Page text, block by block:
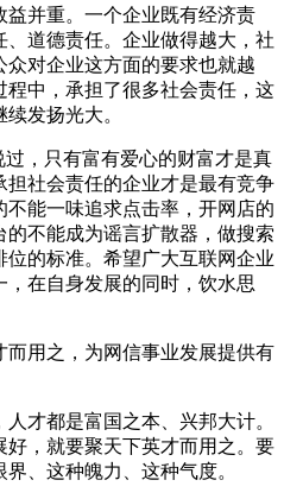
并重。一个企业既有经济责
道德责任。企业做得越大，社
对企业这方面的要求也就越
中，承担了很多社会责任，这
发扬光大。
，只有富有爱心的财富才是真
社会责任的企业才是最有竞争
能一味追求点击率，开网店的
不能成为谣言扩散器，做搜索
的标准。希望广大互联网企业
在自身发展的同时，饮水思
用之，为网信事业发展提供有
才都是富国之本、兴邦大计。
，就要聚天下英才而用之。要
、这种魄力、这种气度。